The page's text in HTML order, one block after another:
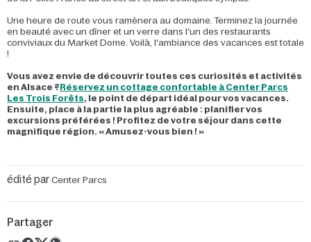
Une heure de route vous ramènera au domaine. Terminez la journée
en beauté avec un dîner et un verre dans l'un des restaurants
conviviaux du Market Dome. Voilà, l'ambiance des vacances est totale
!
Vous avez envie de découvrir toutes ces curiosités et activités
en Alsace ?Réservez un cottage confortable à Center Parcs
Les Trois Forêts, le point de départ idéal pour vos vacances.
Ensuite, place à la partie la plus agréable : planifier vos
excursions préférées ! Profitez de votre séjour dans cette
magnifique région. « Amusez-vous bien ! »
édité parCenter Parcs
Partager